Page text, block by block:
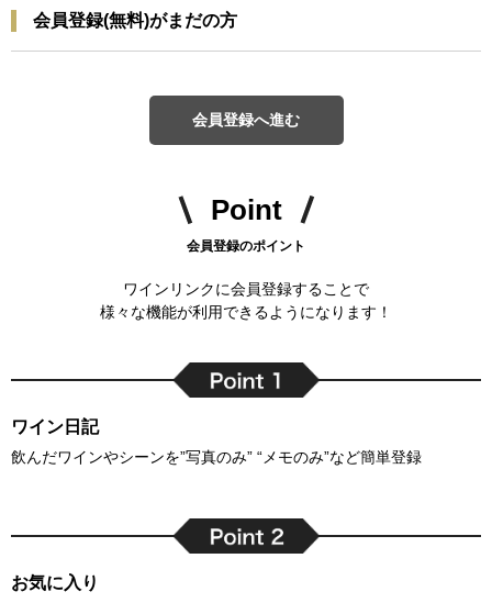
会員登録(無料)がまだの方
会員登録へ進む
Point
会員登録のポイント
ワインリンクに会員登録することで
様々な機能が利用できるようになります！
ワイン日記
飲んだワインやシーンを”写真のみ” “メモのみ”など簡単登録
お気に入り